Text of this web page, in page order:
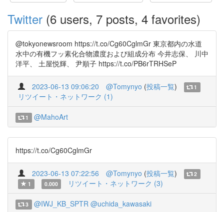
Twitter (6 users, 7 posts, 4 favorites)
@tokyonewsroom https://t.co/Cg60CglmGr 東京都内の水道
水中の有機フッ素化合物濃度および組成分布 今井志保、 川中
洋平、 土屋悦輝、 尹順子 https://t.co/PB6rTRHSeP
2023-06-13 09:06:20 @Tomynyo (投稿一覧) 1
リツイート・ネットワーク (1)
1 @MahoArt
https://t.co/Cg60CglmGr
2023-06-13 07:22:56 @Tomynyo (投稿一覧)
2
1
0.000 リツイート・ネットワーク (3)
3 @IWJ_KB_SPTR @uchida_kawasaki